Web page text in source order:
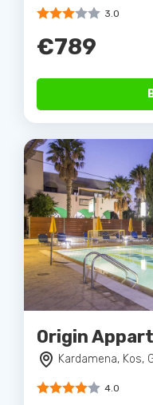
3.0
€789
Origin
Kardamena, Kos,
4.0